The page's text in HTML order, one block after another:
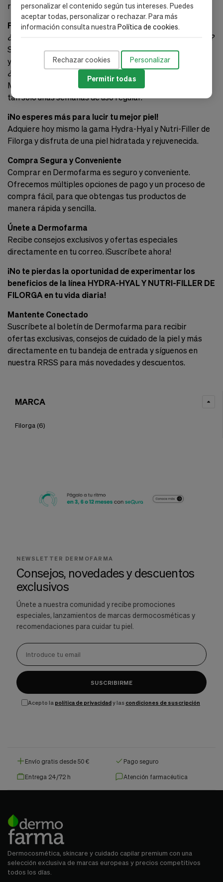
personalizar el contenido según tus intereses. Puedes
aceptar todas, personalizar o rechazar. Para más
información consulta nuestraPolítica de cookies.
Rechazar cookies Personalizar
Permitir todas
radicales libres.
FAQ - Preguntas Frecuentes
¿Son seguros estos productos para todos los tipos de piel?
Sí, nuestras fórmulas han sido diseñadas para ser suaves
y efectivas en todos los tipos de piel.
¿Cuánto tiempo tardaré en ver resultados?
Muchas usuarias reportan mejoras visibles en la piel en
tan solo unas semanas de uso regular.
¡No esperes más para lucir tu mejor piel!
Adquiere hoy mismo la gama Hydra-Hyal y Nutri-Filler de
Filorga y disfruta de una piel hidratada y rejuvenecida.
Compra Segura y Conveniente
Comprar en Dermofarma es seguro y conveniente.
Ofrecemos múltiples opciones de pago y un proceso de
compra fácil, para que obtengas tus productos de
manera rápida y sencilla.
Únete a Dermofarma
Recibe consejos exclusivos y ofertas especiales
directamente en tu correo. ¡Suscríbete ahora!
¡No te pierdas la oportunidad de experimentar los
beneficios de la línea HYDRA-HYAL Y NUTRI-FILLER DE
FILORGA en tu vida diaria!
Mantente Conectado
Suscríbete al boletín de Dermofarma para recibir
ofertas exclusivas, consejos de cuidado de la piel y más
directamente en tu bandeja de entrada y síguenos en
nuestra RRSS para más novedades y descuentos.
MARCA
Filorga (6)
NEWSLETTER DERMOFARMA
Consejos, novedades y descuentos
exclusivos
Únete a nuestra comunidad y recibe promociones
especiales, lanzamientos de marcas dermocosméticas y
recomendaciones para cuidar tu piel.
SUSCRIBIRME
Acepto la política de privacidady las condiciones de suscripción
Envío gratis desde 50 € Pago seguro
Entrega 24/72 h Atención farmacéutica
Dermocosmética, skincare y cuidado capilar premium con una
selección exclusiva de marcas europeas y precios competitivos
todos los días.